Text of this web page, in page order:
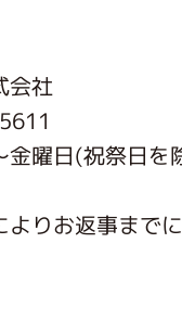
会社
金曜日(祝祭日
りお返事まで
ょくいんしつ
科部